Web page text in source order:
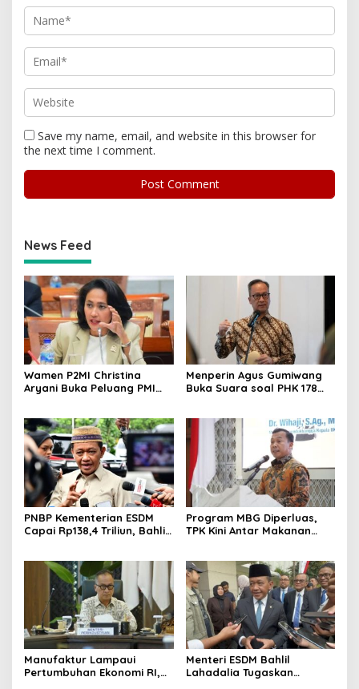
Save my name, email, and website in this browser for
the next time I comment.
News Feed
Wamen P2MI Christina
Aryani Buka Peluang PMI
Menperin Agus Gumiwang
Buka Suara soal PHK 178
PNBP Kementerian ESDM
Capai Rp138,4 Triliun, Bahlil
Program MBG Diperluas,
TPK Kini Antar Makanan
Manufaktur Lampaui
Pertumbuhan Ekonomi RI,
Menteri ESDM Bahlil
Lahadalia Tugaskan